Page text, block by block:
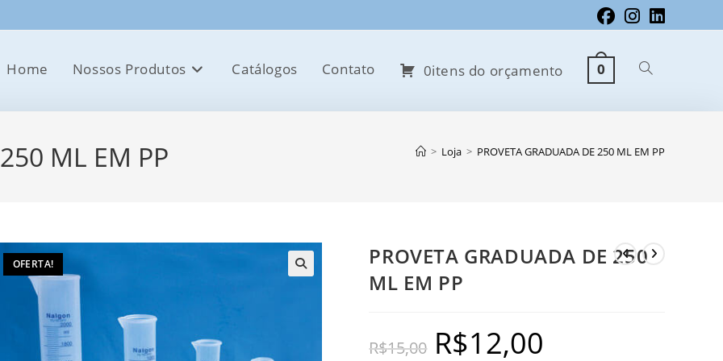
Home Nossos Produtos Catálogos Contato 0itens do orçamento 0 Alternar
pesquisa
ML EM PP > Loja > PROVETA GRADUADA DE 250 ML EM PP
OFERTA!
PROVETA GRADUADA DE 250
ML EM PP
R$15,00
O
preço
original
R$12,00